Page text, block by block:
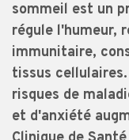
sommeil est un
régule l'humeur,
immunitaire,
tissus
risques de
et d'anxiété